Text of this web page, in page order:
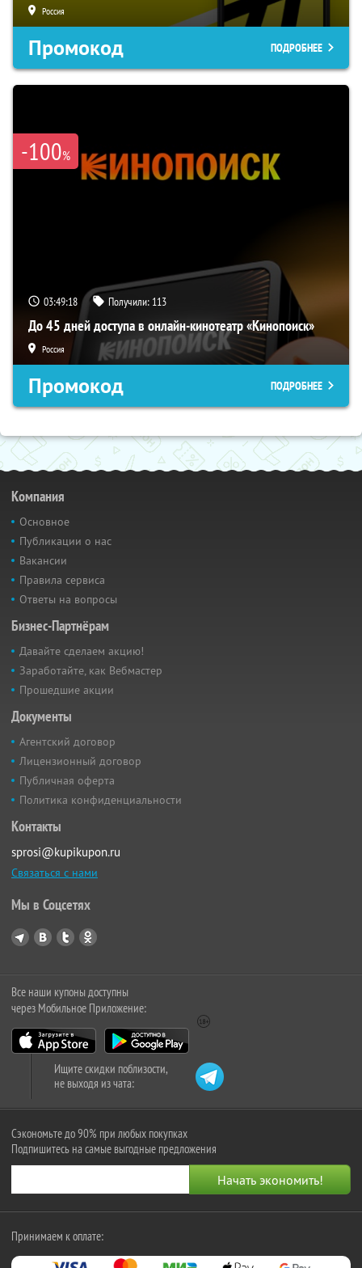
Россия
Промокод ПОДРОБНЕЕ
-100%
03:49:18 Получили: 113
До 45 дней доступа в онлайн-кинотеатр «Кинопоиск»
Россия
Промокод ПОДРОБНЕЕ
Компания
Основное
Публикации о нас
Вакансии
Правила сервиса
Ответы на вопросы
Бизнес-Партнёрам
Давайте сделаем акцию!
Заработайте, как Вебмастер
Прошедшие акции
Документы
Агентский договор
Лицензионный договор
Публичная оферта
Политика конфиденциальности
Контакты
sprosi@kupikupon.ru
Связаться с нами
Мы в Соцсетях
Все наши купоны доступны
через Мобильное Приложение:
Ищите скидки поблизости,
не выходя из чата:
Сэкономьте до 90% при любых покупках
Подпишитесь на самые выгодные предложения
Принимаем к оплате: